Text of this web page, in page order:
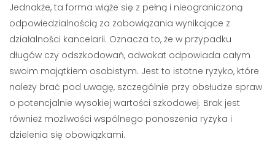
Jednakże, ta forma wiąże się z pełną i nieograniczoną
odpowiedzialnością za zobowiązania wynikające z
działalności kancelarii. Oznacza to, że w przypadku
długów czy odszkodowań, adwokat odpowiada całym
swoim majątkiem osobistym. Jest to istotne ryzyko, które
należy brać pod uwagę, szczególnie przy obsłudze spraw
o potencjalnie wysokiej wartości szkodowej. Brak jest
również możliwości wspólnego ponoszenia ryzyka i
dzielenia się obowiązkami.